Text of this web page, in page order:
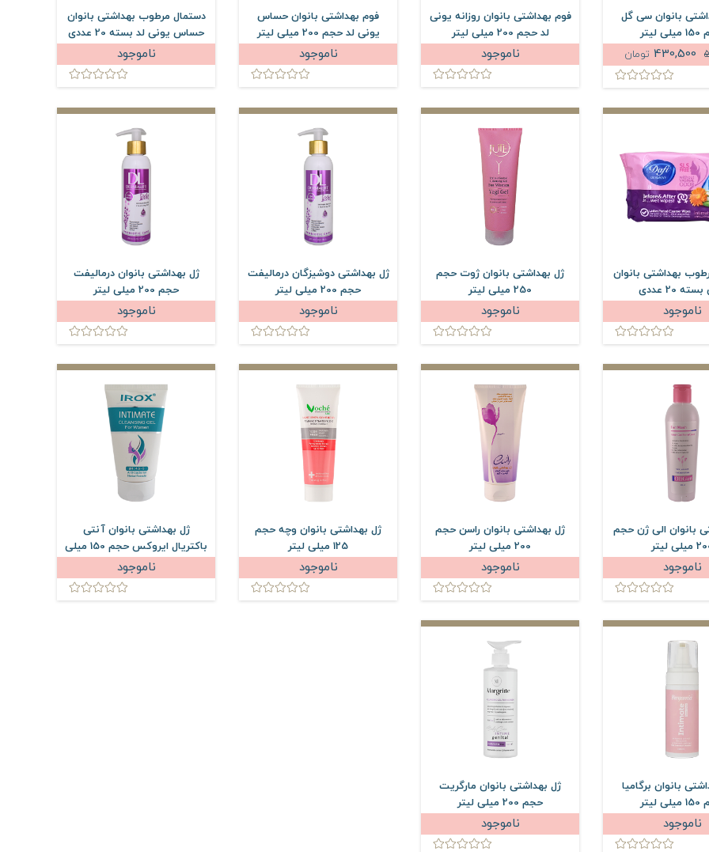
بانوان سی گل
تومان
فوم بهداشتی بانوان روزانه یونی
لد حجم 200 میلی لیتر
ناموجود
فوم بهداشتی بانوان حساس
یونی لد حجم 200 میلی لیتر
ناموجود
دستمال مرطوب بهداشتی بانوان
حساس یونی لد بسته 20 عددی
ناموجود
بهداشتی بانوان
20 عددی
ناموجود
ژل بهداشتی بانوان ژوت حجم
250 میلی لیتر
ناموجود
ژل بهداشتی دوشیزگان درمالیفت
حجم 200 میلی لیتر
ناموجود
ژل بهداشتی بانوان درمالیفت
حجم 200 میلی لیتر
ناموجود
بانوان الی ژن حجم
لیتر
ناموجود
ژل بهداشتی بانوان راسن حجم
200 میلی لیتر
ناموجود
ژل بهداشتی بانوان وچه حجم
125 میلی لیتر
ناموجود
ژل بهداشتی بانوان آنتی
باکتریال ایروکس حجم 150 میلی
لیتر
ناموجود
بانوان برگامیا
ناموجود
ژل بهداشتی بانوان مارگریت
حجم 200 میلی لیتر
ناموجود